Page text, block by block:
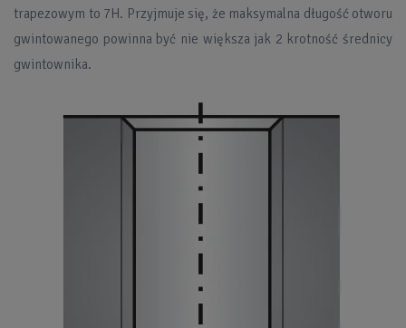
trapezowym to 7H. Przyjmuje się, że maksymalna długość otworu
gwintowanego powinna być nie większa jak 2 krotność średnicy
gwintownika.